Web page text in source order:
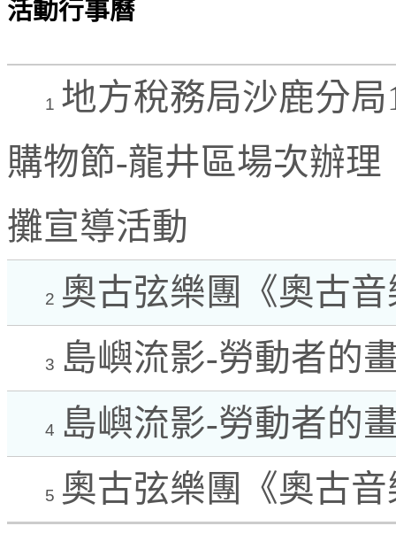
活動行事曆
1 地方稅務局沙鹿分局
購物節-龍井區場次辦
攤宣導活動
2 奧古弦樂團《奧古
3 島嶼流影-勞動者的
4 島嶼流影-勞動者的
5 奧古弦樂團《奧古